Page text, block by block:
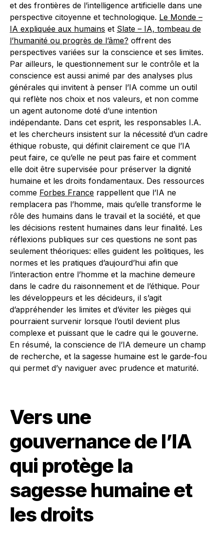
et des frontières de l’intelligence artificielle dans une
perspective citoyenne et technologique. Le Monde –
IA expliquée aux humains et Slate – IA, tombeau de
l’humanité ou progrès de l’âme? offrent des
perspectives variées sur la conscience et ses limites.
Par ailleurs, le questionnement sur le contrôle et la
conscience est aussi animé par des analyses plus
générales qui invitent à penser l’IA comme un outil
qui reflète nos choix et nos valeurs, et non comme
un agent autonome doté d’une intention
indépendante. Dans cet esprit, les responsables I.A.
et les chercheurs insistent sur la nécessité d’un cadre
éthique robuste, qui définit clairement ce que l’IA
peut faire, ce qu’elle ne peut pas faire et comment
elle doit être supervisée pour préserver la dignité
humaine et les droits fondamentaux. Des ressources
comme Forbes France rappellent que l’IA ne
remplacera pas l’homme, mais qu’elle transforme le
rôle des humains dans le travail et la société, et que
les décisions restent humaines dans leur finalité. Les
réflexions publiques sur ces questions ne sont pas
seulement théoriques: elles guident les politiques, les
normes et les pratiques d’aujourd’hui afin que
l’interaction entre l’homme et la machine demeure
dans le cadre du raisonnement et de l’éthique. Pour
les développeurs et les décideurs, il s’agit
d’appréhender les limites et d’éviter les pièges qui
pourraient survenir lorsque l’outil devient plus
complexe et puissant que le cadre qui le gouverne.
En résumé, la conscience de l’IA demeure un champ
de recherche, et la sagesse humaine est le garde-fou
qui permet d’y naviguer avec prudence et maturité.
Vers une
gouvernance de l’IA
qui protège la
sagesse humaine et
les droits